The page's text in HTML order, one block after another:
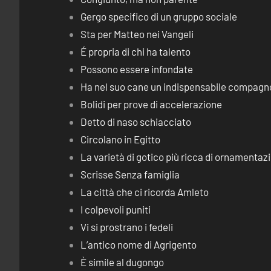
Gergo specifico di un gruppo sociale
Sta per Matteo nei Vangeli
É propria di chi ha talento
Possono essere infondate
Ha nel suo cane un indispensabile
Bolidi per prove di accelerazione
Detto di naso schiacciato
Circolano in Egitto
La varietà di gotico più ricca di
Scrisse Senza famiglia
La città che ci ricorda Amleto
I colpevoli puniti
Vi si prostrano i fedeli
L’antico nome di Agrigento
È simile al dugongo